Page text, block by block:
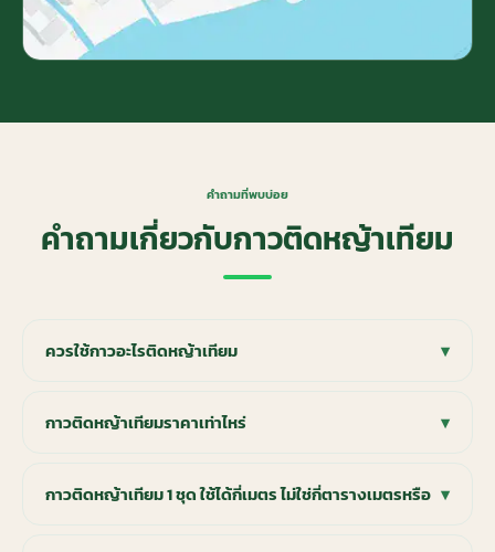
คำถามที่พบบ่อย
คำถามเกี่ยวกับกาวติดหญ้าเทียม
ควรใช้กาวอะไรติดหญ้าเทียม ▾
กาวติดหญ้าเทียมราคาเท่าไหร่ ▾
กาวติดหญ้าเทียม 1 ชุด ใช้ได้กี่เมตร ไม่ใช่กี่ตารางเมตรหรือ ▾